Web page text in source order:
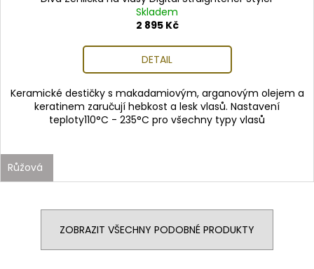
Skladem
2 895 Kč
DETAIL
Keramické destičky s makadamiovým, arganovým olejem a
keratinem zaručují hebkost a lesk vlasů. Nastavení
teploty110°C - 235°C pro všechny typy vlasů
Růžová
ZOBRAZIT VŠECHNY PODOBNÉ PRODUKTY